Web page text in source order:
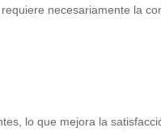
necesariamente la
lo que mejora la